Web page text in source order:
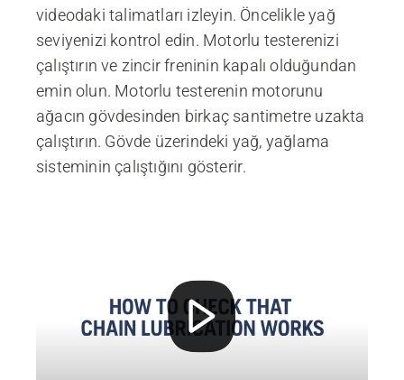
videodaki talimatları izleyin. Öncelikle yağ
seviyenizi kontrol edin. Motorlu testerenizi
çalıştırın ve zincir freninin kapalı olduğundan
emin olun. Motorlu testerenin motorunu
ağacın gövdesinden birkaç santimetre uzakta
çalıştırın. Gövde üzerindeki yağ, yağlama
sisteminin çalıştığını gösterir.